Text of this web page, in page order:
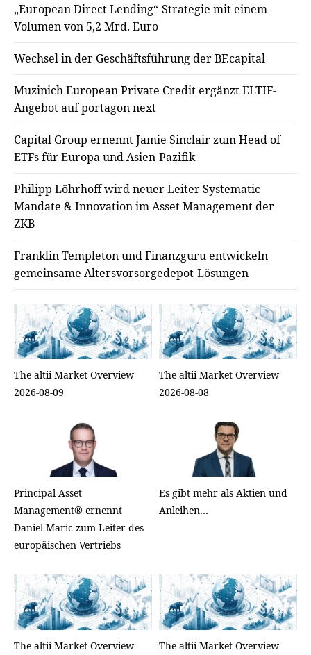
The altii Market Overview
2026-08-09
The altii Market Overview
2026-08-08
Principal Asset
Management® ernennt
Daniel Maric zum Leiter des
europäischen Vertriebs
Es gibt mehr als Aktien und
Anleihen…
The altii Market Overview
The altii Market Overview
„European Direct Lending“-Strategie mit einem
Volumen von 5,2 Mrd. Euro
Wechsel in der Geschäftsführung der BF.capital
Muzinich European Private Credit ergänzt ELTIF-
Angebot auf portagon next
Capital Group ernennt Jamie Sinclair zum Head of
ETFs für Europa und Asien-Pazifik
Philipp Löhrhoff wird neuer Leiter Systematic
Mandate & Innovation im Asset Management der
ZKB
Franklin Templeton und Finanzguru entwickeln
gemeinsame Altersvorsorgedepot-Lösungen